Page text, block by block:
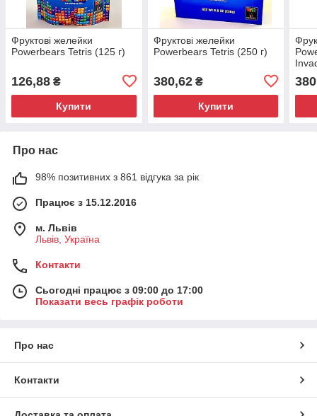
Фруктові желейки
Powerbears Tetris (125 г)
126,88 ₴
Купити
Фруктові желейки
Powerbears Tetris (250 г)
380,62₴
Купити
Про нас
98% позитивних з 861 відгука за рік
Працює з 15.12.2016
м. Львів
Львів, Україна
Контакти
Сьогодні працює з 09:00 до 17:00
Показати весь графік роботи
Про нас
Контакти